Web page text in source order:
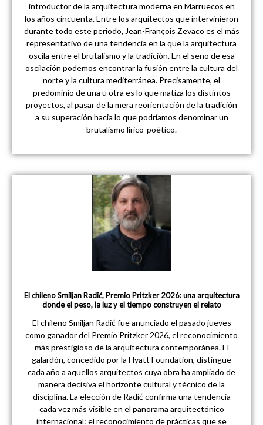
introductor de la arquitectura moderna en Marruecos en
los años cincuenta. Entre los arquitectos que intervinieron
durante todo este periodo, Jean-François Zevaco es el más
representativo de una tendencia en la que la arquitectura
oscila entre el brutalismo y la tradición. En el seno de esa
oscilación podemos encontrar la fusión entre la cultura del
norte y la cultura mediterránea. Precisamente, el
predominio de una u otra es lo que matiza los distintos
proyectos, al pasar de la mera reorientación de la tradición
a su superación hacia lo que podríamos denominar un
brutalismo lírico-poético.
El chileno Smiljan Radić, Premio Pritzker 2026: una arquitectura
donde el peso, la luz y el tiempo construyen el relato
El chileno Smiljan Radić fue anunciado el pasado jueves
como ganador del Premio Pritzker 2026, el reconocimiento
más prestigioso de la arquitectura contemporánea. El
galardón, concedido por la Hyatt Foundation, distingue
cada año a aquellos arquitectos cuya obra ha ampliado de
manera decisiva el horizonte cultural y técnico de la
disciplina. La elección de Radić confirma una tendencia
cada vez más visible en el panorama arquitectónico
internacional: el reconocimiento de prácticas que se